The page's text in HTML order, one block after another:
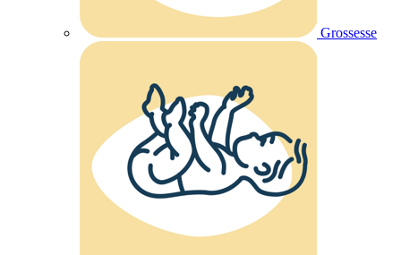
Grossesse